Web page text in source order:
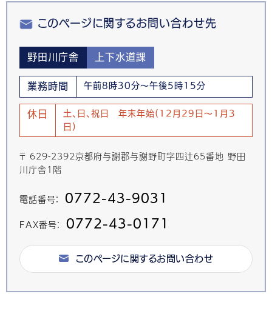
このページに関するお問い合わせ先
野田川庁舎 上下水道課
業務時間 午前8時30分～午後5時15分
休日
土、日、祝日 年末年始(12月29日～1月3
日)
〒 629-2392京都府与謝郡与謝野町字四辻65番地 野田
川庁舎1階
電話番号： 0772-43-9031
FAX番号： 0772-43-0171
このページに関するお問い合わせ